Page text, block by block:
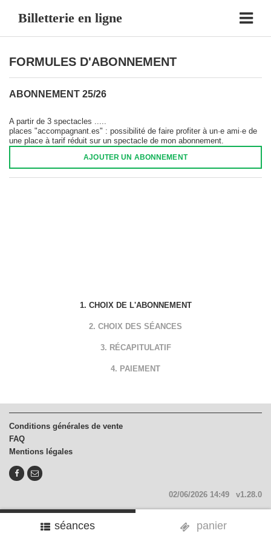
Billetterie en ligne
séances panier
FORMULES D'ABONNEMENT
ABONNEMENT 25/26
A partir de 3 spectacles .....
places "accompagnant.es" : possibilité de faire profiter à un·e ami·e de
une place à tarif réduit sur un spectacle de mon abonnement.
AJOUTER UN ABONNEMENT
CHOIX DE L'ABONNEMENT
CHOIX DES SÉANCES
RÉCAPITULATIF
PAIEMENT
Conditions générales de vente
FAQ
Mentions légales
02/06/2026 14:49 v1.28.0